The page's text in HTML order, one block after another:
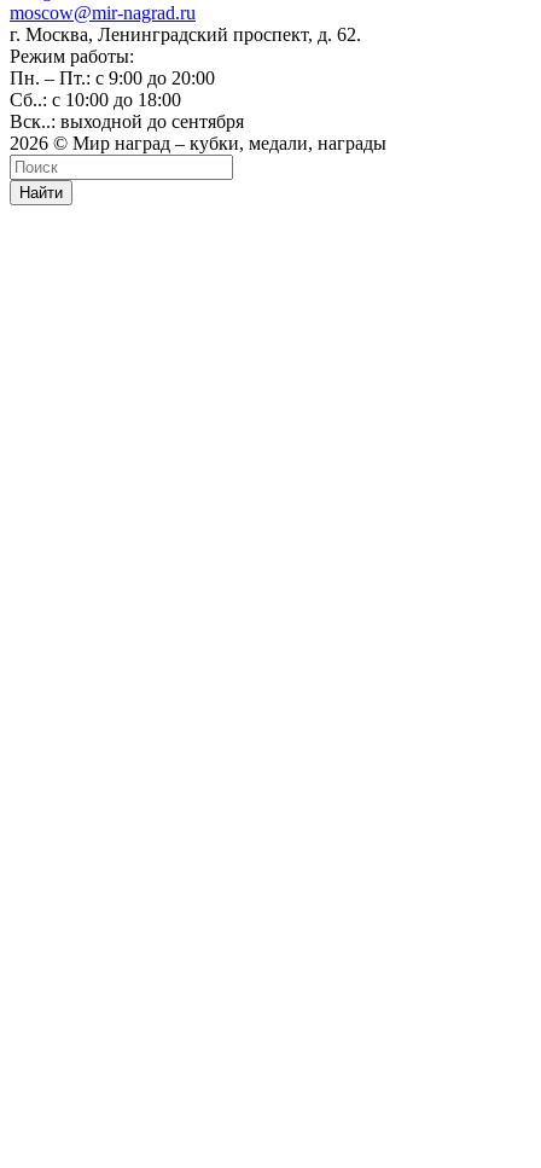
moscow@mir-nagrad.ru
г. Москва, Ленинградский проспект, д. 62.
Режим работы:
Пн. – Пт.: с 9:00 до 20:00
Сб..: с 10:00 до 18:00
Вск..: выходной до сентября
2026 © Мир наград – кубки, медали, награды
Найти